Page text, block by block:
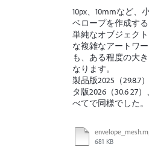
10px、10mmなど、
ベロープを作成す
単純なオブジェク
な複雑なアートワ
も、ある程度の大
なります。
製品版2025（29.8.7
タ版2026（30.6 27
べてで同様でした。
681 KB